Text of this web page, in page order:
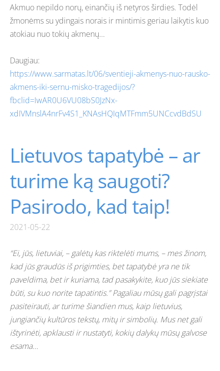
Akmuo nepildo norų, einančių iš netyros širdies. Todėl
žmonėms su ydingais norais ir mintimis geriau laikytis kuo
atokiau nuo tokių akmenų…
Daugiau:
https://www.sarmatas.lt/06/sventieji-akmenys-nuo-rausko-
akmens-iki-sernu-misko-tragedijos/?
fbclid=IwAR0U6VU08bS0JzNx-
xdIVMnslA4nrFv4S1_KNAsHQIqMTFmm5UNCcvdBdSU
Lietuvos tapatybė – ar
turime ką saugoti?
Pasirodo, kad taip!
2021-05-22
“Ei, jūs, lietuviai, – galėtų kas riktelėti mums, – mes žinom,
kad jūs graudūs iš prigimties, bet tapatybė yra ne tik
paveldima, bet ir kuriama, tad pasakykite, kuo jūs siekiate
būti, su kuo norite tapatintis.” Pagaliau mūsų gali pagrįstai
pasiteirauti, ar turime šiandien mus, kaip lietuvius,
jungiančių kultūros tekstų, mitų ir simbolių. Mus net gali
ištyrinėti, apklausti ir nustatyti, kokių dalykų mūsų galvose
esama...